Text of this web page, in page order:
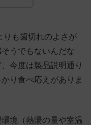
りも歯切れのよさが
うでもないんだな
今度は製品説明通り
り食べ応えがありま
境（熱湯の量や室温